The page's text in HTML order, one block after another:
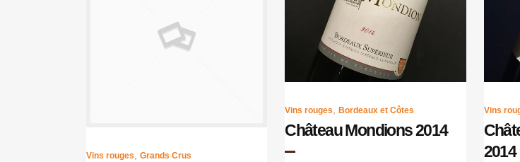
Vins rouges, Grands Crus
Vins rouges ,Bordeaux et Côtes
Château Mondions 2014
Vins
2014